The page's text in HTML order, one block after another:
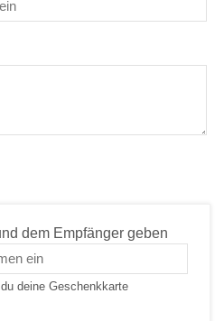
dem Empfänger geben
deine Geschenkkarte